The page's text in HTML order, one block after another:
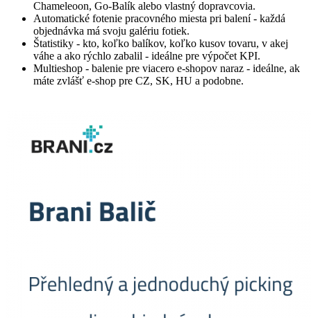
Chameleoon, Go-Balík alebo vlastný dopravcovia.
Automatické fotenie pracovného miesta pri balení - každá
objednávka má svoju galériu fotiek.
Štatistiky - kto, koľko balíkov, koľko kusov tovaru, v akej
váhe a ako rýchlo zabalil - ideálne pre výpočet KPI.
Multieshop - balenie pre viacero e-shopov naraz - ideálne, ak
máte zvlášť e-shop pre CZ, SK, HU a podobne.